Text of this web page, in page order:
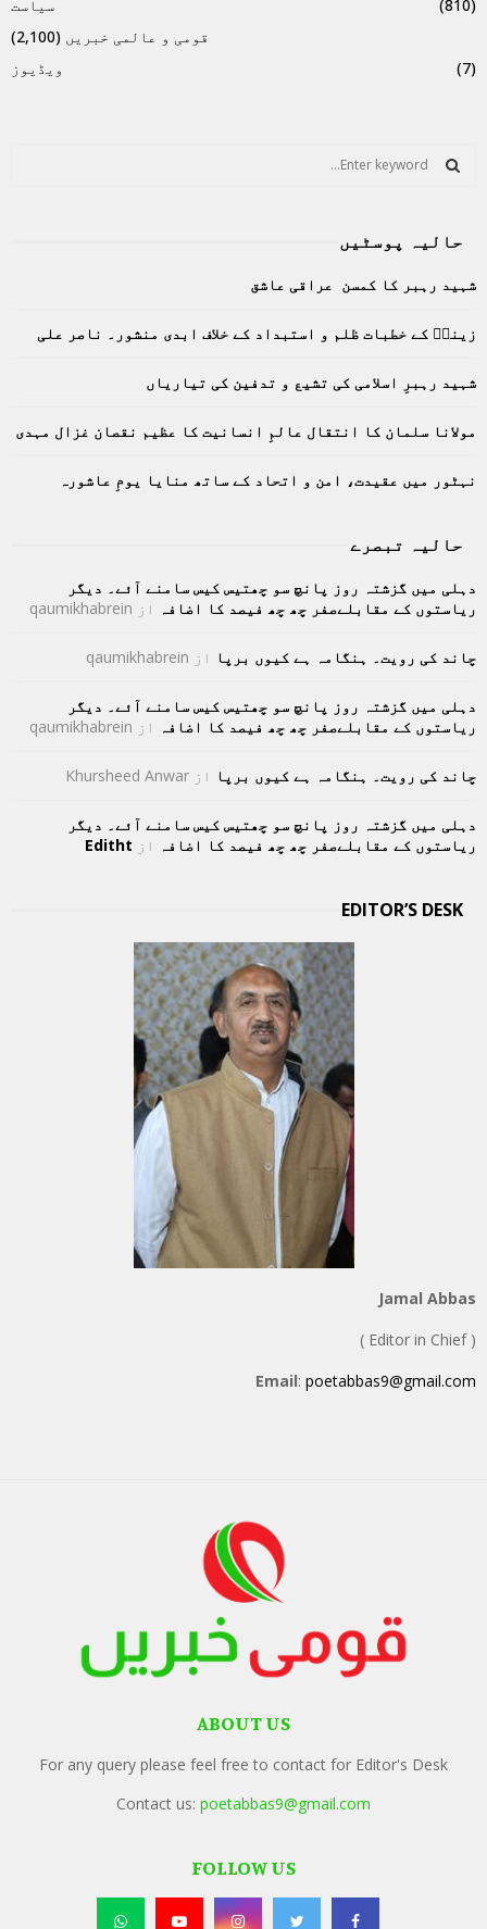
سیاست
(810)
قومی و عالمی خبریں (2,100)
ویڈیوز
(7)
f
r
E
A
R
C
H
حالیہ پوسٹیں
شہید رہبر کا کمسن عراقی عاشق
زینبؑ کے خطبات ظلم و استبداد کے خلاف ابدی منشور۔ ناصر علی
شہید رہبرِ اسلامی کی تشیع و تدفین کی تیاریاں
مولانا سلمان کا انتقال عالمِ انسانیت کا عظیم نقصان غزال مہدی
نہٹور میں عقیدت، امن و اتحاد کے ساتھ منایا یومِ عاشورہ
حالیہ تبصرے
دہلی میں گزشتہ روز پانچ سو چھتیس کیس سامنے آئے۔ دیگر
ریاستوں کے مقابلےصفر چھ چھ فیصد کا اضافہ از qaumikhabrein
چاند کی رویت۔ ہنگامہ ہے کیوں برپا از qaumikhabrein
دہلی میں گزشتہ روز پانچ سو چھتیس کیس سامنے آئے۔ دیگر
ریاستوں کے مقابلےصفر چھ چھ فیصد کا اضافہ از qaumikhabrein
چاند کی رویت۔ ہنگامہ ہے کیوں برپا از Khursheed Anwar
دہلی میں گزشتہ روز پانچ سو چھتیس کیس سامنے آئے۔ دیگر
ریاستوں کے مقابلےصفر چھ چھ فیصد کا اضافہ از Editht
EDITOR’S DESK
Jamal Abbas
( Editor in Chief )
Email: poetabbas9@gmail.com
ABOUT US
For any query please feel free to contact for Editor's Desk
Contact us: poetabbas9@gmail.com
FOLLOW US